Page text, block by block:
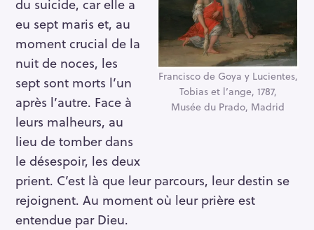
Francisco de Goya y Lucientes,
Tobias et l’ange, 1787,
Musée du Prado, Madrid
du suicide, car elle a
eu sept maris et, au
moment crucial de la
nuit de noces, les
sept sont morts l’un
après l’autre. Face à
leurs malheurs, au
lieu de tomber dans
le désespoir, les deux
prient. C’est là que leur parcours, leur destin se
rejoignent. Au moment où leur prière est
entendue par Dieu.